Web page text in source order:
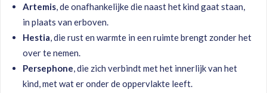
Artemis, de onafhankelijke die naast het kind gaat staan,
in plaats van erboven.
Hestia, die rust en warmte in een ruimte brengt zonder het
over te nemen.
Persephone, die zich verbindt met het innerlijk van het
kind, met wat er onder de oppervlakte leeft.